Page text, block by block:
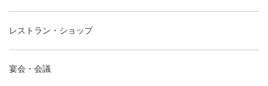
レストラン・ショップ
宴会・会議